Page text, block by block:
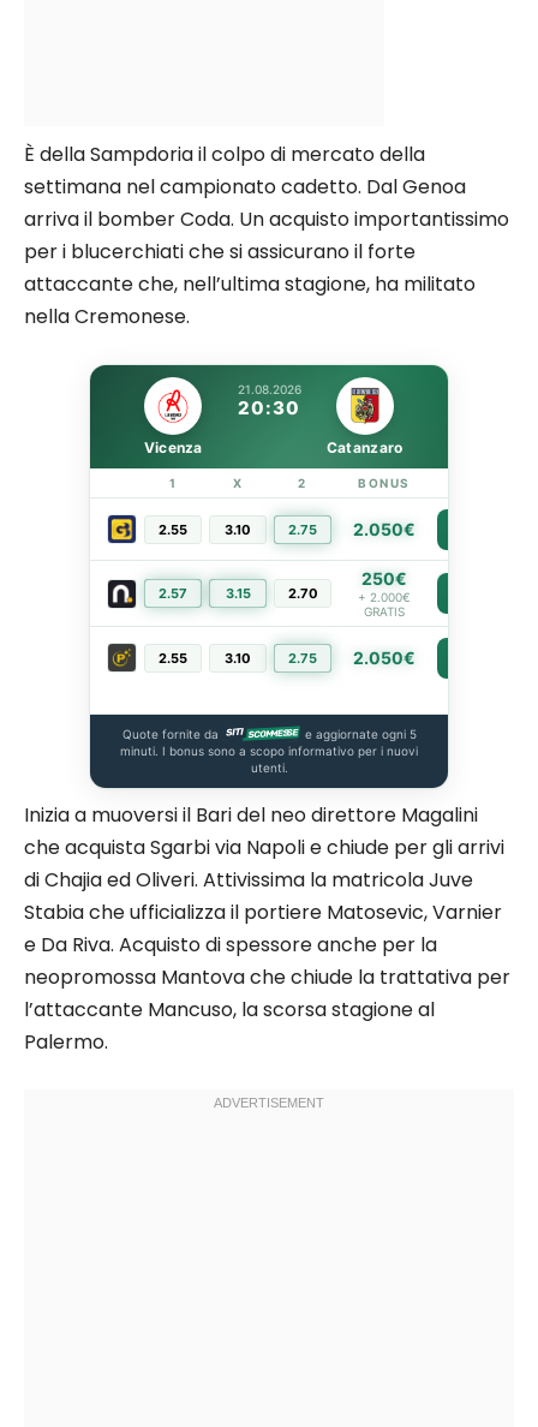
È della Sampdoria il colpo di mercato della
settimana nel campionato cadetto. Dal Genoa
arriva il bomber Coda. Un acquisto importantissimo
per i blucerchiati che si assicurano il forte
attaccante che, nell’ultima stagione, ha militato
nella Cremonese.
21.08.2026
20:30
Vicenza Catanzaro
1 X 2 BONUS
2.55 3.10 2.75 2.050€
2.57 3.15 2.70
250€
+ 2.000€
GRATIS
2.55 3.10 2.75 2.050€
Quote fornite da
e aggiornate ogni 5
minuti. I bonus sono a scopo informativo per i nuovi
utenti.
Inizia a muoversi il Bari del neo direttore Magalini
che acquista Sgarbi via Napoli e chiude per gli arrivi
di Chajia ed Oliveri. Attivissima la matricola Juve
Stabia che ufficializza il portiere Matosevic, Varnier
e Da Riva. Acquisto di spessore anche per la
neopromossa Mantova che chiude la trattativa per
l’attaccante Mancuso, la scorsa stagione al
Palermo.